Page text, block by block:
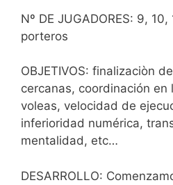
Nº DE JUGADORES: 9,
porteros
OBJETIVOS: finalizaciòn
cercanas, coordinación en
voleas, velocidad de
inferioridad numérica,
mentalidad, etc…
DESARROLLO: